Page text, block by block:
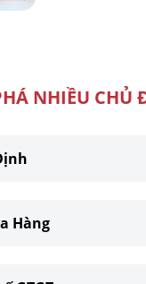
NHIỀU CHỦ
Hàng